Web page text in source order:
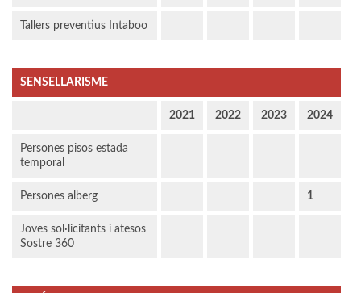
Tallers preventius Intaboo
SENSELLARISME
2021 2022 2023 2024
Persones pisos estada
temporal
Persones alberg 1
Joves sol·licitants i atesos
Sostre 360